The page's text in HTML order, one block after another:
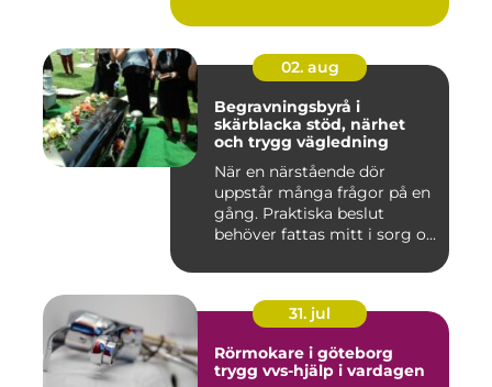
02. aug
Begravningsbyrå i
skärblacka stöd, närhet
och trygg vägledning
När en närstående dör
uppstår många frågor på en
gång. Praktiska beslut
behöver fattas mitt i sorg o...
31. jul
Rörmokare i göteborg
trygg vvs-hjälp i vardagen